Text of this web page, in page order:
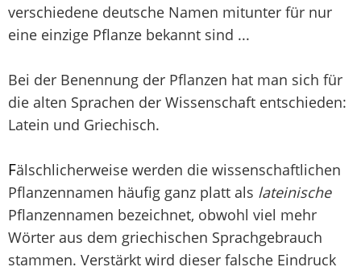
verschiedene deutsche Namen mitunter für nur
eine einzige Pflanze bekannt sind ...
Bei der Benennung der Pflanzen hat man sich für
die alten Sprachen der Wissenschaft entschieden:
Latein und Griechisch.
Fälschlicherweise werden die wissenschaftlichen
Pflanzennamen häufig ganz platt als lateinische
Pflanzennamen bezeichnet, obwohl viel mehr
Wörter aus dem griechischen Sprachgebrauch
stammen. Verstärkt wird dieser falsche Eindruck